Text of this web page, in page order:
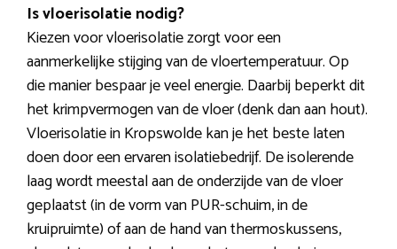
Is vloerisolatie nodig?
Kiezen voor vloerisolatie zorgt voor een
aanmerkelijke stijging van de vloertemperatuur. Op
die manier bespaar je veel energie. Daarbij beperkt dit
het krimpvermogen van de vloer (denk dan aan hout).
Vloerisolatie in Kropswolde kan je het beste laten
doen door een ervaren isolatiebedrijf. De isolerende
laag wordt meestal aan de onderzijde van de vloer
geplaatst (in de vorm van PUR-schuim, in de
kruipruimte) of aan de hand van thermoskussens,